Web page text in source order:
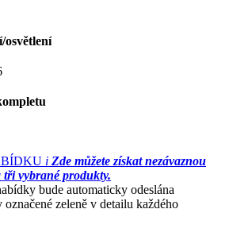
osvětlení
i Zde můžete získat nezávaznou
vybrané produkty.
bude automaticky odeslána
zeleně v detailu každého